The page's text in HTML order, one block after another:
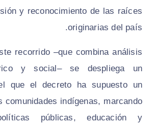
y reconocimiento de las raíces
originarias del país.
recorrido –que combina análisis
y social– se despliega un
que el decreto ha supuesto un
comunidades indígenas, marcando
públicas, educación y